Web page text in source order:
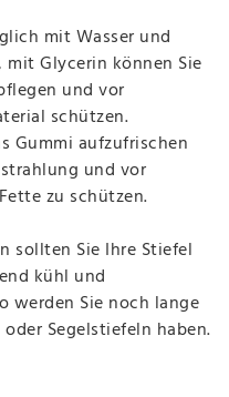
mit Wasser und
Glycerin können Sie
und vor
schützen.
Gummi aufzufrischen
und vor
zu schützen.
sollten Sie Ihre Stiefel
kühl und
werden Sie noch lange
Segelstiefeln haben.